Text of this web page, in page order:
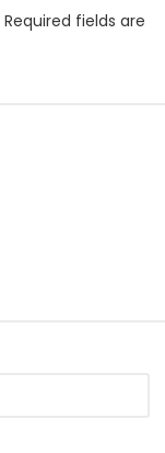
Required fields are